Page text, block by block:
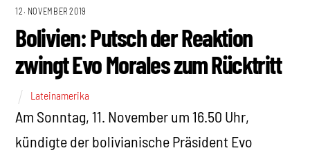
12. NOVEMBER 2019
Bolivien: Putsch der Reaktion
zwingt Evo Morales zum Rücktritt
Lateinamerika
Am Sonntag, 11. November um 16.50 Uhr,
kündigte der bolivianische Präsident Evo